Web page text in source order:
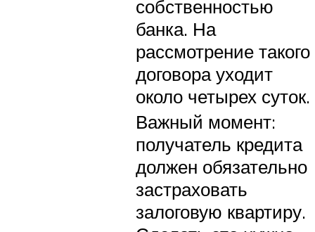
собственностью
банка. На
рассмотрение такого
договора уходит
около четырех суток.
Важный момент:
получатель кредита
должен обязательно
застраховать
залоговую квартиру.